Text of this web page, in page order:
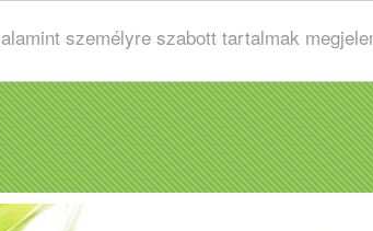
személyre szabott tartalmak